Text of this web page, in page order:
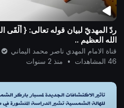
ردّ المهديّ لبيان قوله تعالى: {
الله العظيم ..
قناة الامام المهدي ناصر محمد اليماني
46 المشاهدات
• منذ 2 سنوات